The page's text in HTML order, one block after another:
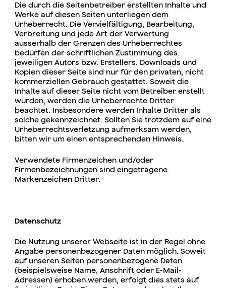
Die durch die Seitenbetreiber erstellten Inhalte und
Werke auf diesen Seiten unterliegen dem
Urheberrecht. Die Vervielfältigung, Bearbeitung,
Verbreitung und jede Art der Verwertung
ausserhalb der Grenzen des Urheberrechtes
bedürfen der schriftlichen Zustimmung des
jeweiligen Autors bzw. Erstellers. Downloads und
Kopien dieser Seite sind nur für den privaten, nicht
kommerziellen Gebrauch gestattet. Soweit die
Inhalte auf dieser Seite nicht vom Betreiber erstellt
wurden, werden die Urheberrechte Dritter
beachtet. Insbesondere werden Inhalte Dritter als
solche gekennzeichnet. Sollten Sie trotzdem auf eine
Urheberrechtsverletzung aufmerksam werden,
bitten wir um einen entsprechenden Hinweis.
Verwendete Firmenzeichen und/oder
Firmenbezeichnungen sind eingetragene
Markenzeichen Dritter.
Datenschutz
Die Nutzung unserer Webseite ist in der Regel ohne
Angabe personenbezogener Daten möglich. Soweit
auf unseren Seiten personenbezogene Daten
(beispielsweise Name, Anschrift oder E-Mail-
Adressen) erhoben werden, erfolgt dies stets auf